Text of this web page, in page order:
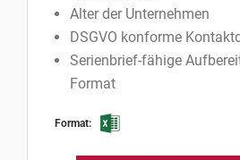
Alter der Unternehmen
DSGVO konforme
Serienbrief-fähige
Format
Format: